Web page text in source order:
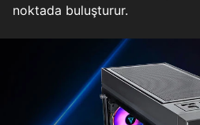
noktada buluşturur.